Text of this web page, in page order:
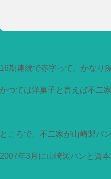
16期連続で赤字って、かなり
かつては洋菓子と言えば不二
ところで、不二家が山崎製パ
2007年3月に山崎製パンと資